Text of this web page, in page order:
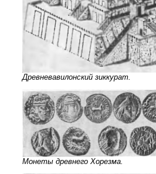
Древневавилонский зиккурат.
Монеты древнего Хорезма.